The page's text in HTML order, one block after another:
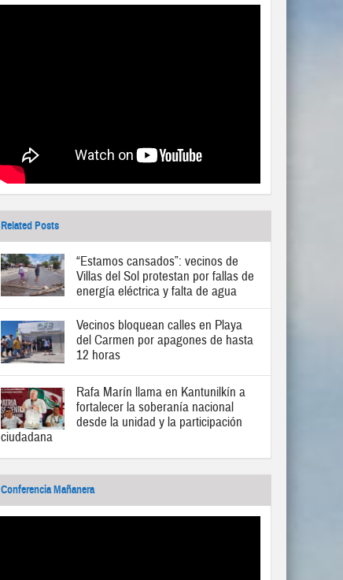
Related Posts
“Estamos cansados”: vecinos de
Villas del Sol protestan por fallas de
energía eléctrica y falta de agua
Vecinos bloquean calles en Playa
del Carmen por apagones de hasta
12 horas
Rafa Marín llama en Kantunilkín a
fortalecer la soberanía nacional
desde la unidad y la participación
ciudadana
Conferencia Mañanera